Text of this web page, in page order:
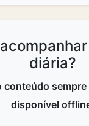
diária?
conteúdo
disponível